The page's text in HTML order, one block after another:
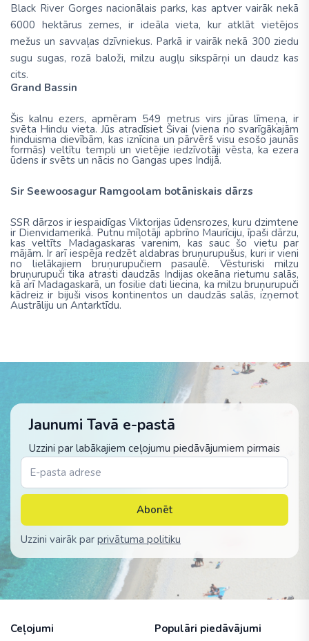
Black River Gorges nacionālais parks, kas aptver vairāk nekā
6000 hektārus zemes, ir ideāla vieta, kur atklāt vietējos
mežus un savvaļas dzīvniekus. Parkā ir vairāk nekā 300 ziedu
sugu sugas, rozā baloži, milzu augļu sikspārņi un daudz kas
cits.
Grand Bassin
Šis kalnu ezers, apmēram 549 metrusvirs jūras līmeņa, ir
svēta Hindu vieta. Jūs atradīsiet Šivai (viena no svarīgākajām
hinduisma dievībām, kas iznīcina un pārvērš visu esošo jaunās
formās)veltītu templi un vietējie iedzīvotāji vēsta, ka ezera
ūdens ir svēts un nācis no Gangas upes Indijā.
Sir Seewoosagur Ramgoolam botāniskais dārzs
SSR dārzos ir iespaidīgas Viktorijas ūdensrozes, kuru dzimtene
ir Dienvidamerikā. Putnu mīļotāji apbrīno Maurīciju, īpaši dārzu,
kas veltīts Madagaskaras varenim, kas sauc šo vietu par
mājām. Ir arī iespēja redzēt aldabras bruņurupušus, kuri ir vieni
no lielākajiem bruņurupučiem pasaulē. Vēsturiski milzu
bruņurupuči tika atrasti daudzās Indijas okeāna rietumu salās,
kā arī Madagaskarā, un fosilie dati liecina, ka milzu bruņurupuči
kādreiz ir bijuši visos kontinentos un daudzās salās, izņemot
Austrāliju un Antarktīdu.
Jaunumi Tavā e-pastā
Uzzini par labākajiem ceļojumu piedāvājumiem pirmais
Abonēt
Uzzini vairāk par privātuma politiku
Ceļojumi
Populāri piedāvājumi